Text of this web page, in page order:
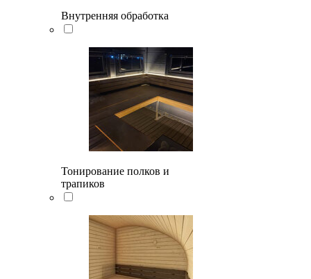
Внутренняя обработка
Тонирование полков и
трапиков